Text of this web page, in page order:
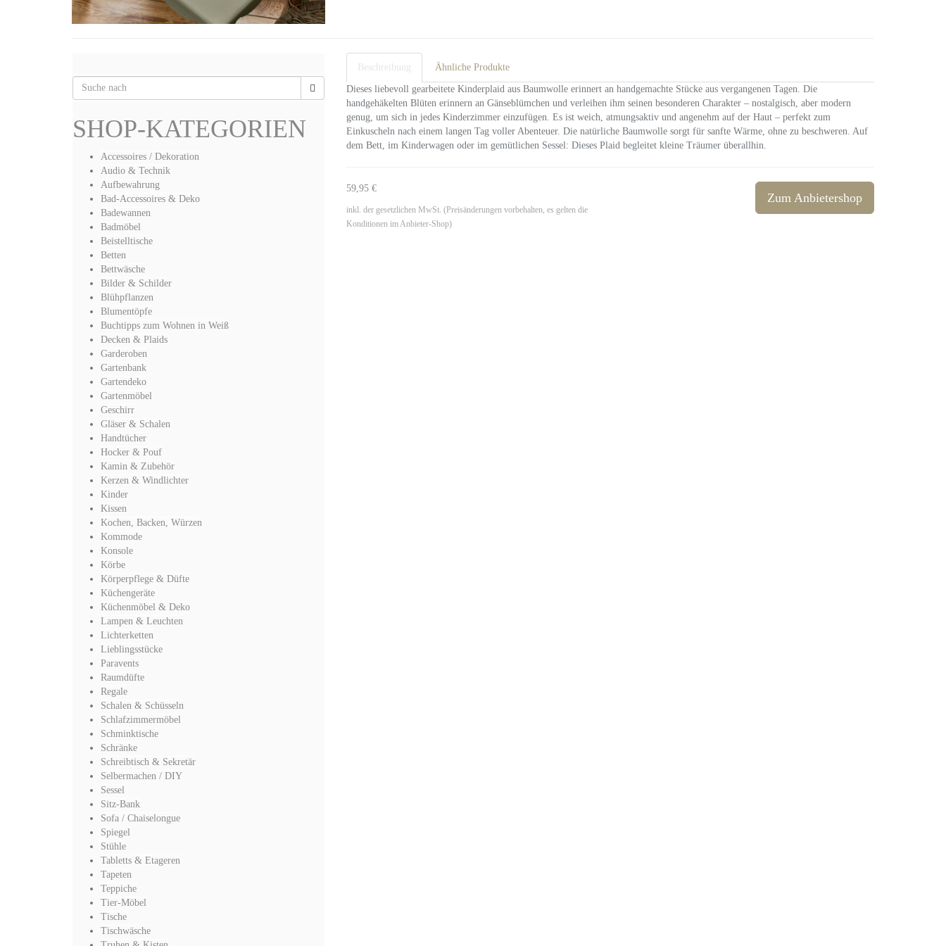
Beschreibung Ähnliche Produkte
Dieses liebevoll gearbeitete Kinderplaid aus Baumwolle erinnert an handgemachte Stücke aus vergangenen Tagen. Die
handgehäkelten Blüten erinnern an Gänseblümchen und verleihen ihm seinen besonderen Charakter – nostalgisch, aber modern
genug, um sich in jedes Kinderzimmer einzufügen. Es ist weich, atmungsaktiv und angenehm auf der Haut – perfekt zum
Einkuscheln nach einem langen Tag voller Abenteuer. Die natürliche Baumwolle sorgt für sanfte Wärme, ohne zu beschweren. Auf
dem Bett, im Kinderwagen oder im gemütlichen Sessel: Dieses Plaid begleitet kleine Träumer überallhin.
59,95 €
inkl. der gesetzlichen MwSt. (Preisänderungen vorbehalten, es gelten die
Konditionen im Anbieter-Shop)
Zum Anbietershop
SHOP-KATEGORIEN
Accessoires / Dekoration
Audio & Technik
Aufbewahrung
Bad-Accessoires & Deko
Badewannen
Badmöbel
Beistelltische
Betten
Bettwäsche
Bilder & Schilder
Blühpflanzen
Blumentöpfe
Buchtipps zum Wohnen in Weiß
Decken & Plaids
Garderoben
Gartenbank
Gartendeko
Gartenmöbel
Geschirr
Gläser & Schalen
Handtücher
Hocker & Pouf
Kamin & Zubehör
Kerzen & Windlichter
Kinder
Kissen
Kochen, Backen, Würzen
Kommode
Konsole
Körbe
Körperpflege & Düfte
Küchengeräte
Küchenmöbel & Deko
Lampen & Leuchten
Lichterketten
Lieblingsstücke
Paravents
Raumdüfte
Regale
Schalen & Schüsseln
Schlafzimmermöbel
Schminktische
Schränke
Schreibtisch & Sekretär
Selbermachen / DIY
Sessel
Sitz-Bank
Sofa / Chaiselongue
Spiegel
Stühle
Tabletts & Etageren
Tapeten
Teppiche
Tier-Möbel
Tische
Tischwäsche